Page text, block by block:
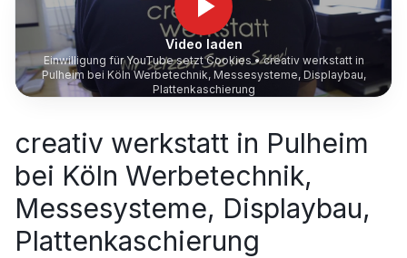
Video laden
Einwilligung für YouTube setzt Cookies •creativ werkstatt in
Pulheim bei Köln Werbetechnik, Messesysteme, Displaybau,
Plattenkaschierung
creativ werkstatt in Pulheim
bei Köln Werbetechnik,
Messesysteme, Displaybau,
Plattenkaschierung